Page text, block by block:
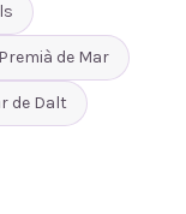
Premià de Mar
de Dalt